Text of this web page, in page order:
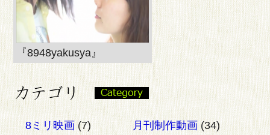
『8948yakusya』
8ミリ映画(7) 月刊制作動画(34)